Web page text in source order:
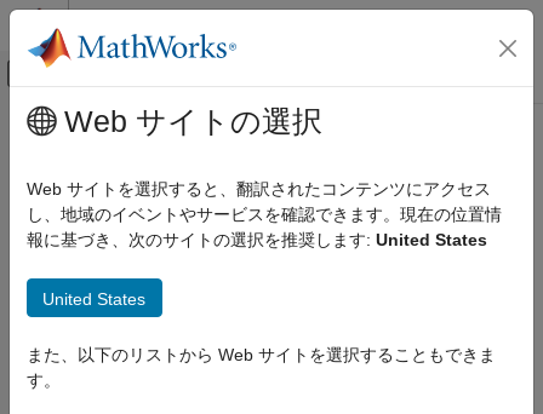
コンテンツへスキップ
オフキャンバス ナビゲーション メ
ドキュメンテーションのホーム
メインコンテンツ
Web サイトの選択
Web サイトを選択すると、翻訳されたコンテンツにアクセス
し、地域のイベントやサービスを確認できます。現在の位置情
報に基づき、次のサイトの選択を推奨します: United States
United States
また、以下のリストから Web サイトを選択することもできま
す。